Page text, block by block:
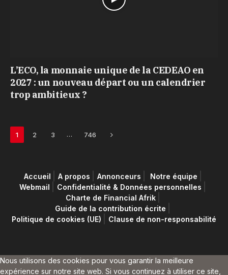
L’ECO, la monnaie unique de la CEDEAO en
2027 : un nouveau départ ou un calendrier
trop ambitieux ?
1 2 3 … 746 Next
Accueil A propos Annonceurs
Notre équipe
Webmail
Confidentialité & Données personnelles
Charte de Financial Afrik
Guide de la contribution écrite
Politique de cookies (UE)
Clause de non-responsabilité
Nous utilisons des cookies pour vous garantir la meilleure
expérience sur notre site web. Si vous continuez à utiliser ce site,